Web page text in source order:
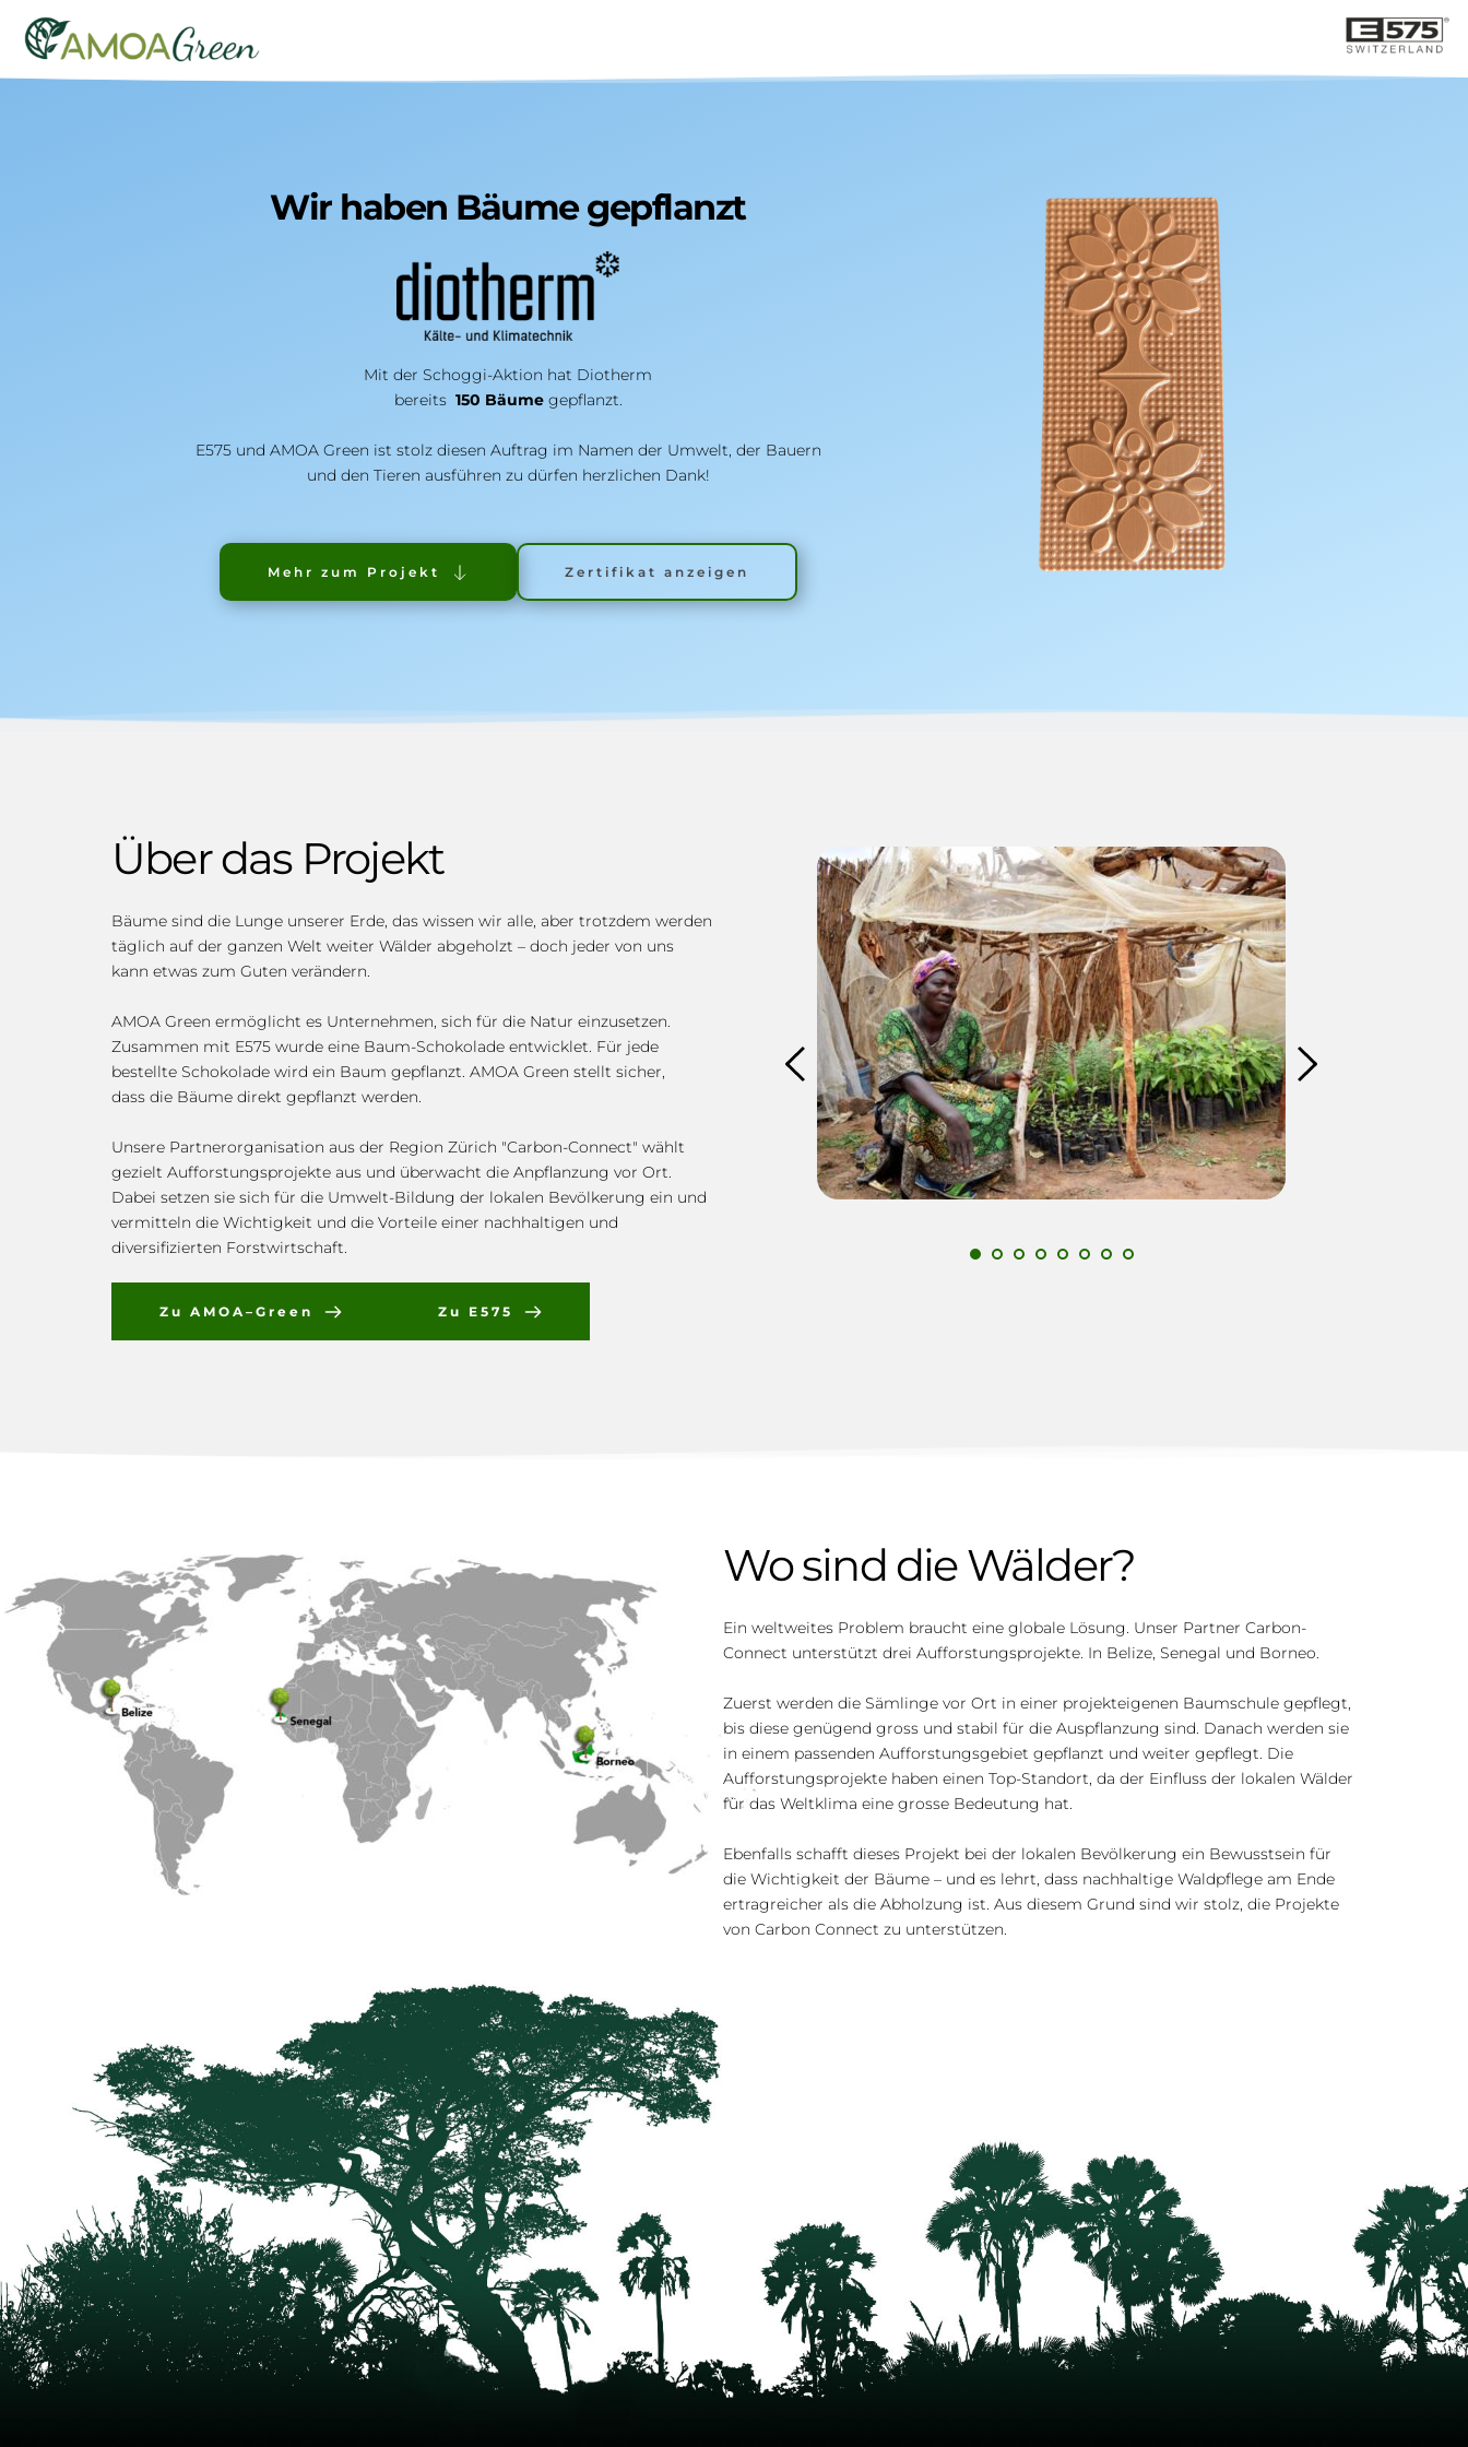
Wir haben Bäume gepflanzt
Mit der Schoggi-Aktion hat Diotherm
bereits 150 Bäume gepflanzt.
E575 und AMOA Green ist stolz diesen Auftrag im Namen der Umwelt, der Bauern
und den Tieren ausführen zu dürfen herzlichen Dank!
Mehr zum Projekt Zertifikat anzeigen
Über das Projekt
Bäume sind die Lunge unserer Erde, das wissen wir alle, aber trotzdem werden
täglich auf der ganzen Welt weiter Wälder abgeholzt – doch jeder von uns
kann etwas zum Guten verändern.
AMOA Green ermöglicht es Unternehmen, sich für die Natur einzusetzen.
Zusammen mit E575 wurde eine Baum-Schokolade entwicklet. Für jede
bestellte Schokolade wird ein Baum gepflanzt. AMOA Green stellt sicher,
dass die Bäume direkt gepflanzt werden.
Unsere Partnerorganisation aus der Region Zürich "Carbon-Connect" wählt
gezielt Aufforstungsprojekte aus und überwacht die Anpflanzung vor Ort.
Dabei setzen sie sich für die Umwelt-Bildung der lokalen Bevölkerung ein und
vermitteln die Wichtigkeit und die Vorteile einer nachhaltigen und
diversifizierten Forstwirtschaft.
Zu AMOA–Green Zu E575
Wo sind die Wälder?
Ein weltweites Problem braucht eine globale Lösung. Unser Partner Carbon-
Connect unterstützt drei Aufforstungsprojekte. In Belize, Senegal und Borneo.
Zuerst werden die Sämlinge vor Ort in einer projekteigenen Baumschule gepflegt,
bis diese genügend gross und stabil für die Auspflanzung sind. Danach werden sie
in einem passenden Aufforstungsgebiet gepflanzt und weiter gepflegt. Die
Aufforstungsprojekte haben einen Top-Standort, da der Einfluss der lokalen Wälder
für das Weltklima eine grosse Bedeutung hat.
Ebenfalls schafft dieses Projekt bei der lokalen Bevölkerung ein Bewusstsein für
die Wichtigkeit der Bäume – und es lehrt, dass nachhaltige Waldpflege am Ende
ertragreicher als die Abholzung ist. Aus diesem Grund sind wir stolz, die Projekte
von Carbon Connect zu unterstützen.